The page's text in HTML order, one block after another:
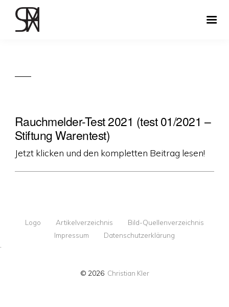
Rauchmelder-Test 2021 (test 01/2021 –
Stiftung Warentest)
Jetzt klicken und den kompletten Beitrag lesen!
Logo Artikelverzeichnis
Bild-Quellenverzeichnis
Impressum
Datenschutzerklärung
·
© 2026 Christian Kler